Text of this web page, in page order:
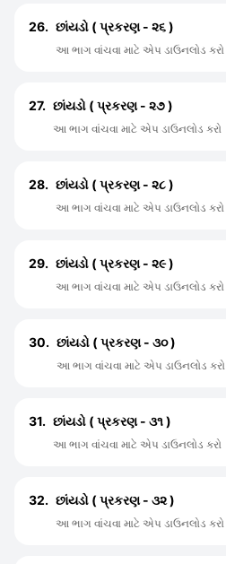
26. છાંયડો ( પ્રકરણ - ૨૬ )
આ ભાગ વાંચવા માટે એપ ડાઉનલોડ કરો
27. છાંયડો ( પ્રકરણ - ૨૭ )
આ ભાગ વાંચવા માટે એપ ડાઉનલોડ કરો
28. છાંયડો ( પ્રકરણ - ૨૮ )
આ ભાગ વાંચવા માટે એપ ડાઉનલોડ કરો
29. છાંયડો ( પ્રકરણ - ૨૯ )
આ ભાગ વાંચવા માટે એપ ડાઉનલોડ કરો
30. છાંયડો ( પ્રકરણ - ૩૦ )
આ ભાગ વાંચવા માટે એપ ડાઉનલોડ કરો
31. છાંયડો ( પ્રકરણ - ૩૧ )
આ ભાગ વાંચવા માટે એપ ડાઉનલોડ કરો
32. છાંયડો ( પ્રકરણ - ૩૨ )
આ ભાગ વાંચવા માટે એપ ડાઉનલોડ કરો